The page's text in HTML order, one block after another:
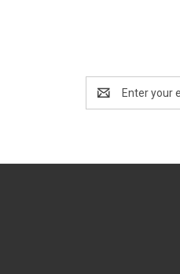
Address